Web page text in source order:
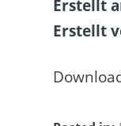
Erstellt
Erstellt